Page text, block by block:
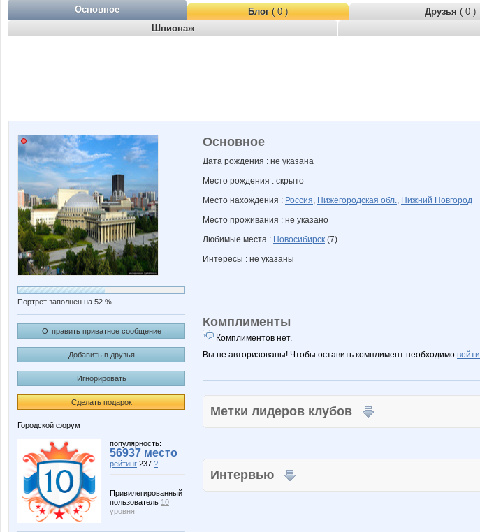
Основное Блог( 0 ) Друзья ( 0 )
Шпионаж
Портрет заполнен на 52 %
Отправить приватное сообщение
Добавить в друзья
Игнорировать
Сделать подарок
Городской форум
популярность:
56937 место
рейтинг 237 ?
Привилегированный
пользователь 10
уровня
Основное
Дата рождения : не указана
Место рождения : скрыто
Место нахождения : Россия, Нижегородская обл., Нижний Новгород
Место проживания : не указано
Любимые места : Новосибирск (7)
Интересы : не указаны
Комплименты
Комплиментов нет.
Вы не авторизованы! Чтобы оставить комплимент необходимо войти
Метки лидеров клубов
Интервью